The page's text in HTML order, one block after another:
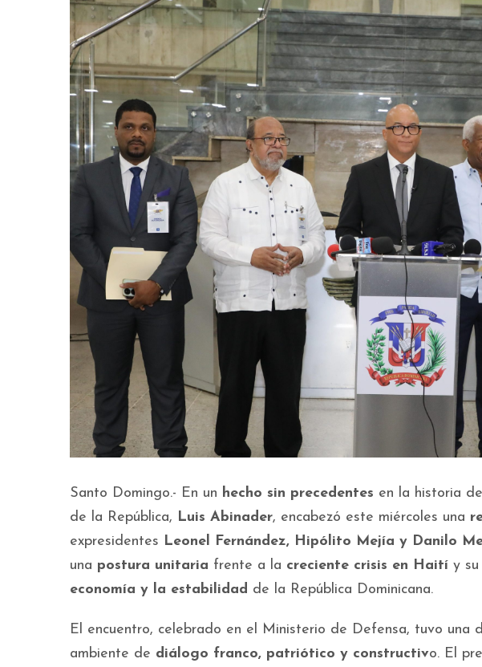
Santo Domingo.- En un hecho sin precedentes en la historia
de la República, Luis Abinader, encabezó este miércoles una
expresidentes Leonel Fernández, Hipólito Mejía y Danilo
una postura unitaria frente a la creciente crisis en Haití y
economía y la estabilidad de la República Dominicana.
El encuentro, celebrado en el Ministerio de Defensa, tuvo una
ambiente de diálogo franco, patriótico y constructivo. El